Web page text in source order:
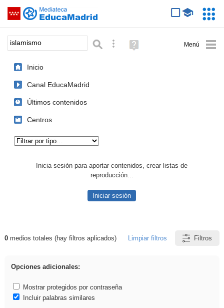
Saltar navegación
Palabra o frase: Búsqueda avanzada
Ayuda
(en
Inicio
Canal EducaMadrid
Últimos contenidos
Centros
Inicia sesión para aportar contenidos, crear listas de
reproducción...
Iniciar sesión
Resultados de: islamismo
0medios totales (hay filtros aplicados) Limpiar filtros Filtros
Opciones adicionales:
Mostrar protegidos por contraseña
Incluir palabras similares